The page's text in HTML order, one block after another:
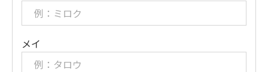
メイ